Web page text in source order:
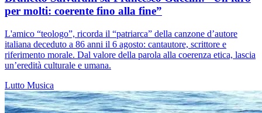
per molti: coerente fino alla fine”
L'amico “teologo”, ricorda il “patriarca” della canzone d’autore
italiana deceduto a 86 anni il 6 agosto: cantautore, scrittore e
riferimento morale. Dal valore della parola alla coerenza etica, lascia
un’eredità culturale e umana.
Lutto Musica